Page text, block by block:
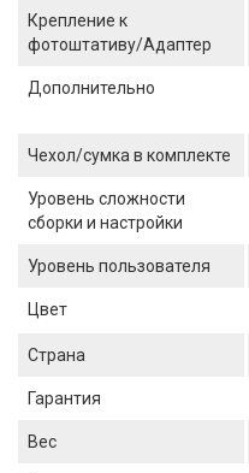
Крепление к
фотоштативу/Адаптер
Дополнительно
Чехол/сумка в комплекте
Уровень сложности
сборки и настройки
Уровень пользователя
Цвет
Страна
Гарантия
Вес